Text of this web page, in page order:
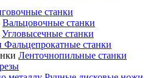
станки
Вальцовочные станки
Угловысечные станки
Фальцепрокатные станки
Ленточнопильные станки